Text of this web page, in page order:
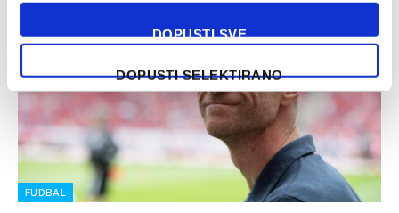
DOPUSTI SVE
DOPUSTI SELEKTIRANO
FUDBAL